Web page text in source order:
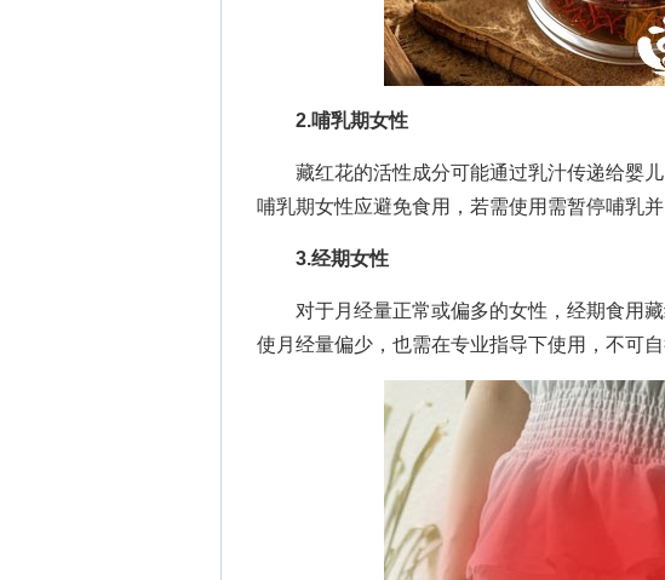
2.哺乳期女性
藏红花的活性成分可能通过乳汁传递给婴儿
哺乳期女性应避免食用，若需使用需暂停哺乳并
3.经期女性
对于月经量正常或偏多的女性，经期食用藏
使月经量偏少，也需在专业指导下使用，不可自